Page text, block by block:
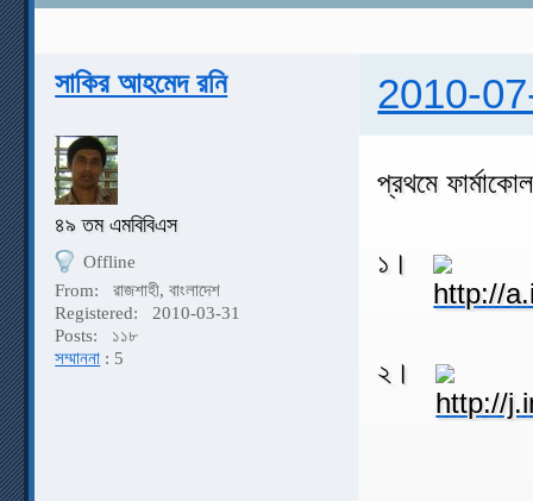
সাকির আহমেদ রনি 2010-
৪৯ তম এমবিবিএস
Offline
From:
রাজশাহী, বাংলাদেশ
Registered:
2010-03-31
Posts:
১১৮
সম্মাননা : 5
প্রথমে
১।
২।